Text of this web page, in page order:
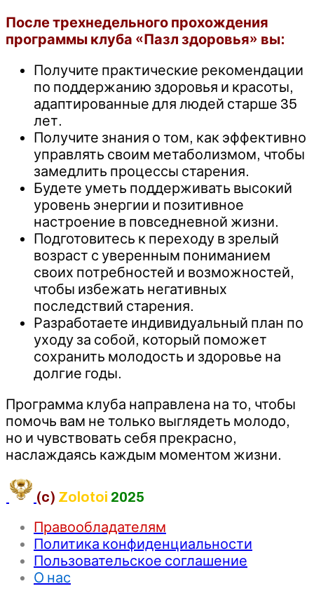
После трехнедельного прохождения
программы клуба «Пазл здоровья» вы:
Получите практические рекомендации
по поддержанию здоровья и красоты,
адаптированные для людей старше 35
лет.
Получите знания о том, как эффективно
управлять своим метаболизмом, чтобы
замедлить процессы старения.
Будете уметь поддерживать высокий
уровень энергии и позитивное
настроение в повседневной жизни.
Подготовитесь к переходу в зрелый
возраст с уверенным пониманием
своих потребностей и возможностей,
чтобы избежать негативных
последствий старения.
Разработаете индивидуальный план по
уходу за собой, который поможет
сохранить молодость и здоровье на
долгие годы.
Программа клуба направлена на то, чтобы
помочь вам не только выглядеть молодо,
но и чувствовать себя прекрасно,
наслаждаясь каждым моментом жизни.
(c) Zolotoi 2025
Правообладателям
Политика конфиденциальности
Пользовательское соглашение
О нас